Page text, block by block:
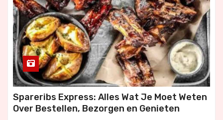
Spareribs Express: Alles Wat Je Moet Weten
Over Bestellen, Bezorgen en Genieten